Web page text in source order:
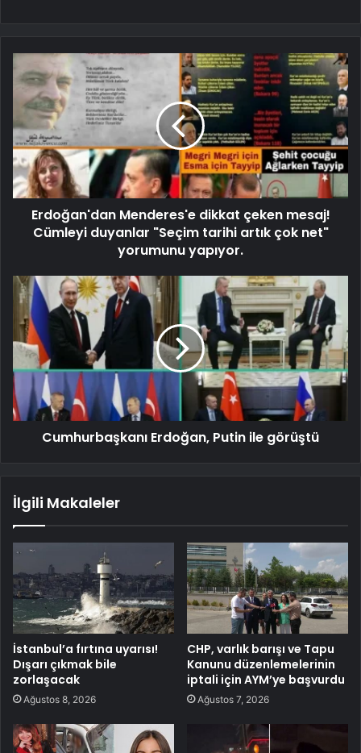
Erdoğan'dan Menderes'e dikkat çeken mesaj!
Cümleyi duyanlar "Seçim tarihi artık çok net"
yorumunu yapıyor.
Cumhurbaşkanı Erdoğan, Putin ile görüştü
İlgili Makaleler
İstanbul’a fırtına uyarısı!
Dışarı çıkmak bile
zorlaşacak
Ağustos 8, 2026
CHP, varlık barışı ve Tapu
Kanunu düzenlemelerinin
iptali için AYM’ye başvurdu
Ağustos 7, 2026